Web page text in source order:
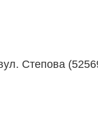
Степова